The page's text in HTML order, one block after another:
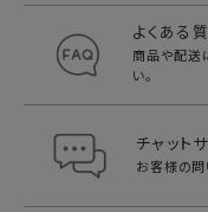
よくある
商品や配送
い。
チャット
お客様の